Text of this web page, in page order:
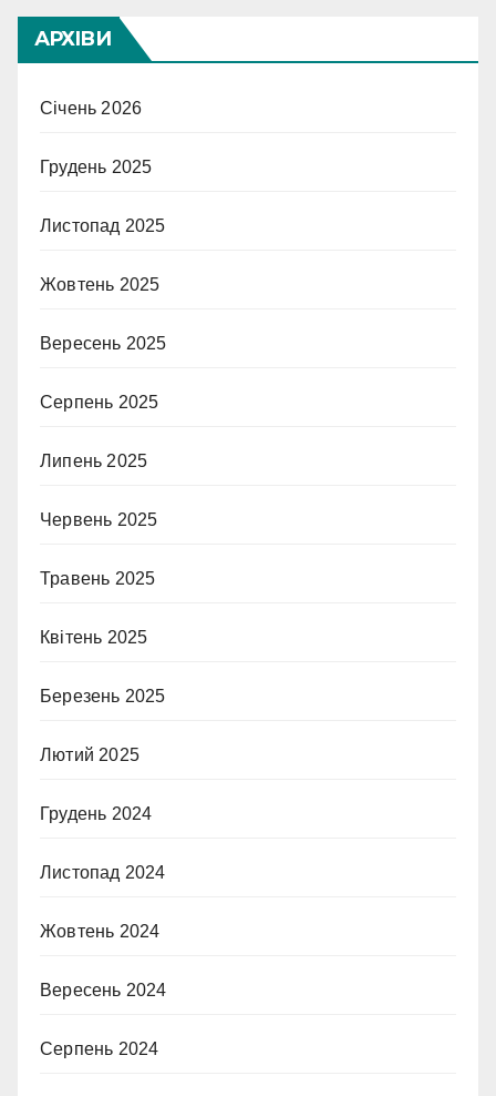
АРХІВИ
Січень 2026
Грудень 2025
Листопад 2025
Жовтень 2025
Вересень 2025
Серпень 2025
Липень 2025
Червень 2025
Травень 2025
Квітень 2025
Березень 2025
Лютий 2025
Грудень 2024
Листопад 2024
Жовтень 2024
Вересень 2024
Серпень 2024